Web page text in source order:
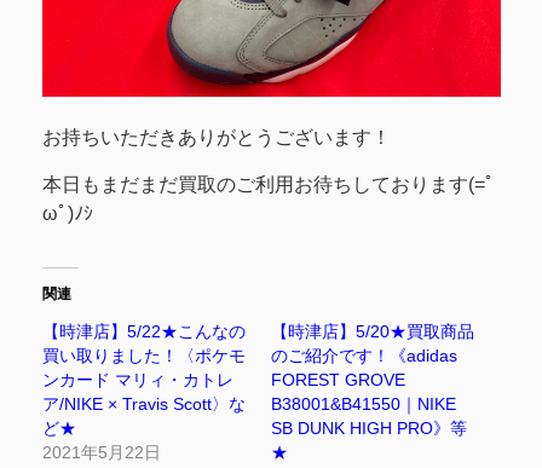
お持ちいただきありがとうございます！
本日もまだまだ買取のご利用お待ちしております(=ﾟ
ωﾟ)ﾉｼ
関連
【時津店】5/22★こんなの
買い取りました！〈ポケモ
ンカード マリィ・カトレ
ア/NIKE × Travis Scott〉な
ど★
2021年5月22日
【時津店】5/20★買取商品
のご紹介です！《adidas
FOREST GROVE
B38001&B41550｜NIKE
SB DUNK HIGH PRO》等
★